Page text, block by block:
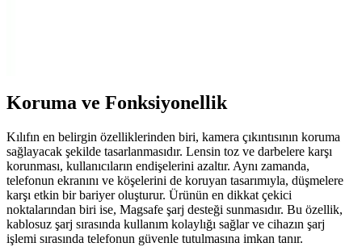
Koruma ve Fonksiyonellik
Kılıfın en belirgin özelliklerinden biri, kamera çıkıntısının koruma
sağlayacak şekilde tasarlanmasıdır. Lensin toz ve darbelere karşı
korunması, kullanıcıların endişelerini azaltır. Aynı zamanda,
telefonun ekranını ve köşelerini de koruyan tasarımıyla, düşmelere
karşı etkin bir bariyer oluşturur. Ürünün en dikkat çekici
noktalarından biri ise, Magsafe şarj desteği sunmasıdır. Bu özellik,
kablosuz şarj sırasında kullanım kolaylığı sağlar ve cihazın şarj
işlemi sırasında telefonun güvenle tutulmasına imkan tanır.